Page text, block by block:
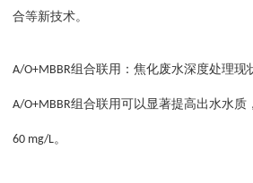
合等新技术。
A/O+MBBR组合联用：焦化废水深度处理现
A/O+MBBR组合联用可以显著提高出水水质
60 mg/L。